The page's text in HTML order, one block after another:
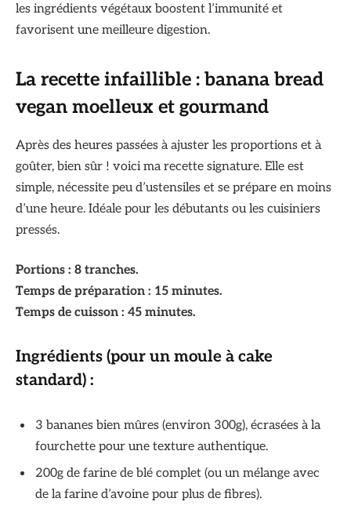
les ingrédients végétaux boostent l’immunité et
favorisent une meilleure digestion.
La recette infaillible : banana bread
vegan moelleux et gourmand
Après des heures passées à ajuster les proportions et à
goûter, bien sûr ! voici ma recette signature. Elle est
simple, nécessite peu d’ustensiles et se prépare en moins
d’une heure. Idéale pour les débutants ou les cuisiniers
pressés.
Portions : 8 tranches.
Temps de préparation : 15 minutes.
Temps de cuisson : 45 minutes.
Ingrédients (pour un moule à cake
standard) :
3 bananes bien mûres (environ 300g), écrasées à la
fourchette pour une texture authentique.
200g de farine de blé complet (ou un mélange avec
de la farine d’avoine pour plus de fibres).